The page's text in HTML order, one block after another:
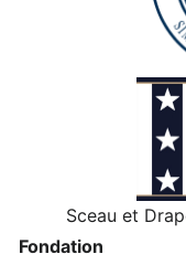
Sceau et
Fondation